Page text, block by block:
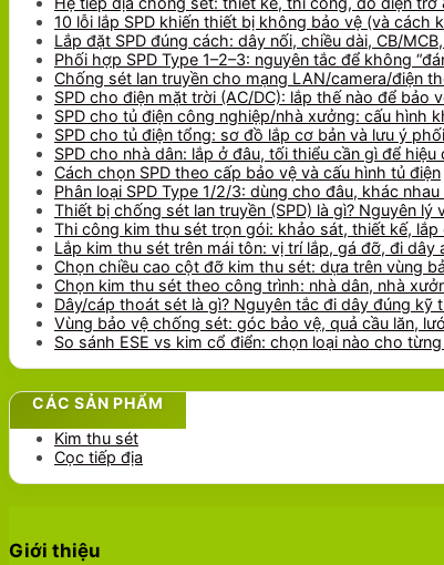
10 lỗi lắp SPD khiến thiết bị không bảo vệ (và cách
Lắp đặt SPD đúng cách: dây nối, chiều dài, CB/
Phối hợp SPD Type 1–2–3: nguyên tắc để không
Chống sét lan truyền cho mạng LAN/camera/điện
SPD cho điện mặt trời (AC/DC): lắp thế nào để bảo
SPD cho tủ điện công nghiệp/nhà xưởng: cấu hình
SPD cho tủ điện tổng: sơ đồ lắp cơ bản và lưu ý
SPD cho nhà dân: lắp ở đâu, tối thiểu cần gì để hiệu
Cách chọn SPD theo cấp bảo vệ và cấu hình tủ điện
Phân loại SPD Type 1/2/3: dùng cho đâu, khác nhau
Thiết bị chống sét lan truyền (SPD) là gì? Nguyên lý
Thi công kim thu sét trọn gói: khảo sát, thiết kế, lắp
Lắp kim thu sét trên mái tôn: vị trí lắp, gá đỡ, đi dây
Chọn chiều cao cột đỡ kim thu sét: dựa trên vùng
Chọn kim thu sét theo công trình: nhà dân, nhà
Dây/cáp thoát sét là gì? Nguyên tắc đi dây đúng kỹ
Vùng bảo vệ chống sét: góc bảo vệ, quả cầu lăn,
So sánh ESE vs kim cổ điển: chọn loại nào cho
CÁC SẢN PHẨM
Kim thu sét
Cọc tiếp địa
Giới thiệu